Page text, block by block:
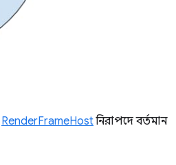
RenderFrameHostনিরাপদে বর্তমান